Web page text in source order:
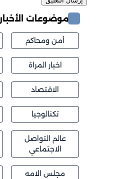
موضوعات الأخبار
أمن ومحاكم
اخبار المراة
الاقتصاد
تكنالوجيا
عالم التواصل
الاجتماعي
مجلس الامه